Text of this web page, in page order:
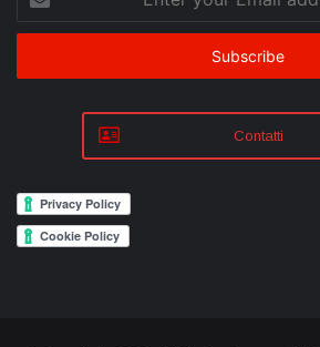
your
Email
Contatti